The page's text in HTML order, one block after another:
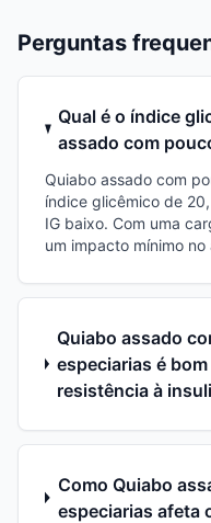
Perguntas
Qual é o índice
assado com
Quiabo assado com
índice glicêmico de
IG baixo. Com uma
um impacto mínimo
Quiabo assado
especiarias é
resistência à
Como Quiabo
especiarias afeta